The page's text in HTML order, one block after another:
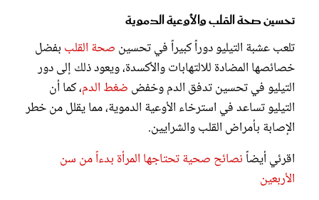
تحسين صحة القلب والأوعية الدموية
تلعب عشبة التيليو دوراً كبيراً في تحسين صحة القلب بفضل
خصائصها المضادة للالتهابات والأكسدة، ويعود ذلك إلى دور
التيليو في تحسين تدفق الدم وخفض ضغط الدم، كما أن
التيليو تساعد في استرخاء الأوعية الدموية، مما يقلل من خطر
الإصابة بأمراض القلب والشرايين.
اقرئي أيضاًنصائح صحية تحتاجها المرأة بدءاً من سن
الأربعين